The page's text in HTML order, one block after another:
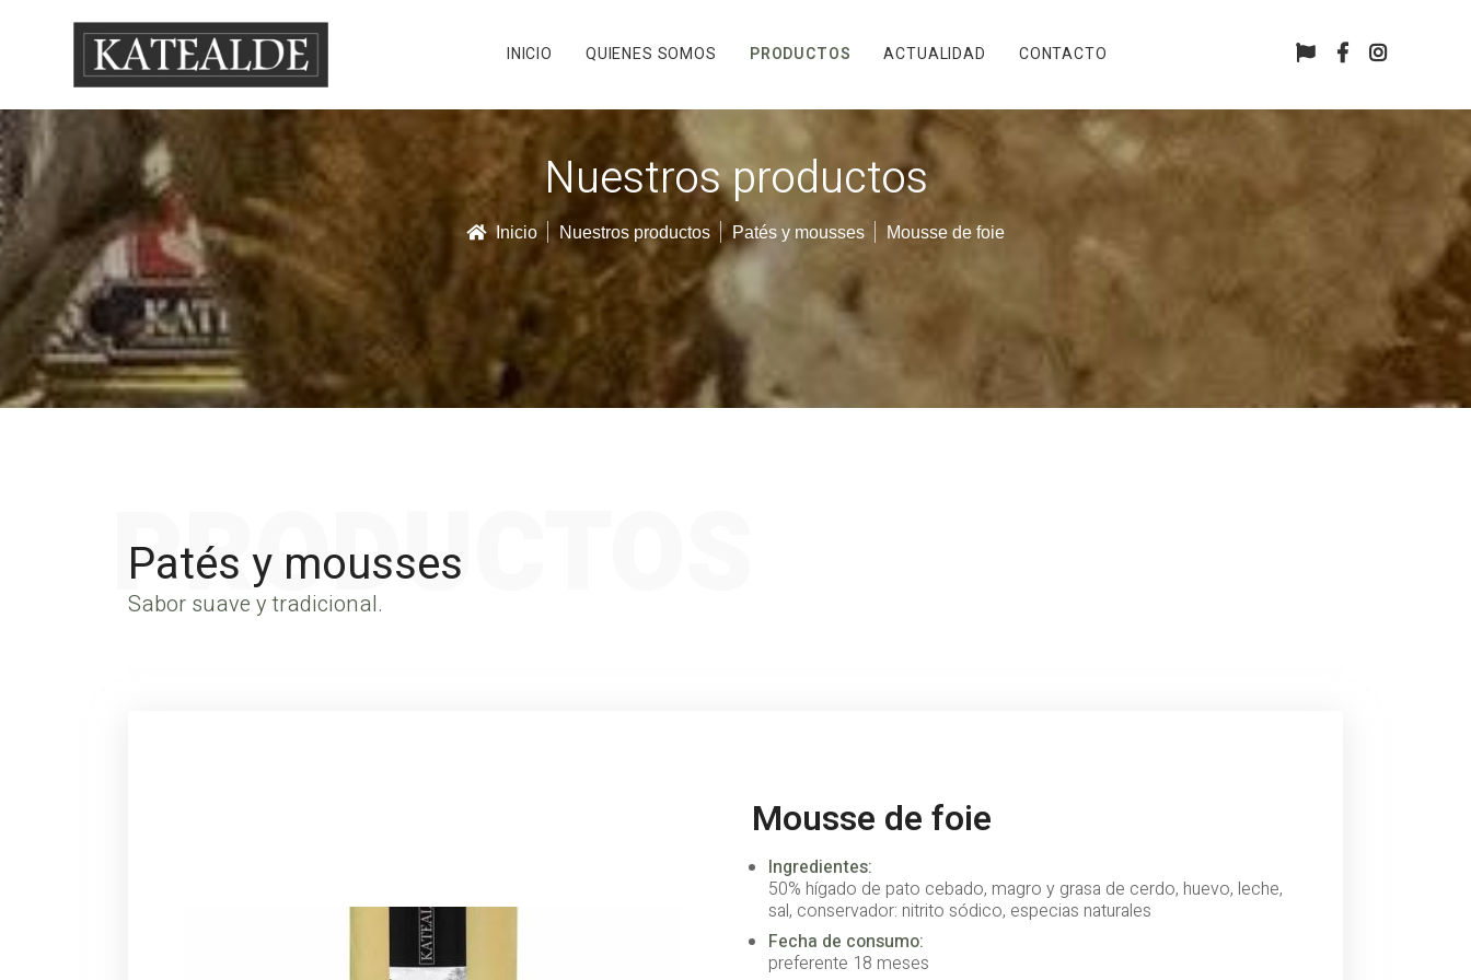
Facebook
INICIO QUIENES SOMOS PRODUCTOS ACTUALIDAD CONTACTO
Nuestros productos
Inicio Nuestros productos Patés y mousses Mousse de foie
PRODUCTOS
Patés y mousses
Sabor suave y tradicional.
Mousse de foie
Ingredientes:
50% hígado de pato cebado, magro y grasa de cerdo, huevo, leche,
sal, conservador: nitrito sódico, especias naturales
Fecha de consumo:
preferente 18 meses